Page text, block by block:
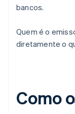
bancos.
Quem é o
diretamente o
Como